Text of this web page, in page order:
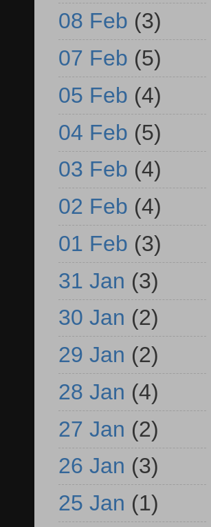
08 Feb (3)
07 Feb (5)
05 Feb (4)
04 Feb (5)
03 Feb (4)
02 Feb (4)
01 Feb (3)
31 Jan (3)
30 Jan (2)
29 Jan (2)
28 Jan (4)
27 Jan (2)
26 Jan (3)
25 Jan (1)